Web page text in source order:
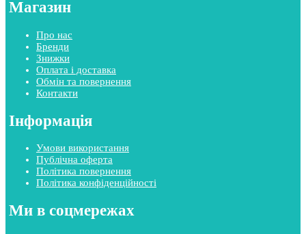
Магазин
Про нас
Бренди
Знижки
Оплата і доставка
Обмін та повернення
Контакти
Інформація
Умови використання
Публічна оферта
Політика повернення
Політика конфіденційності
Ми в соцмережах